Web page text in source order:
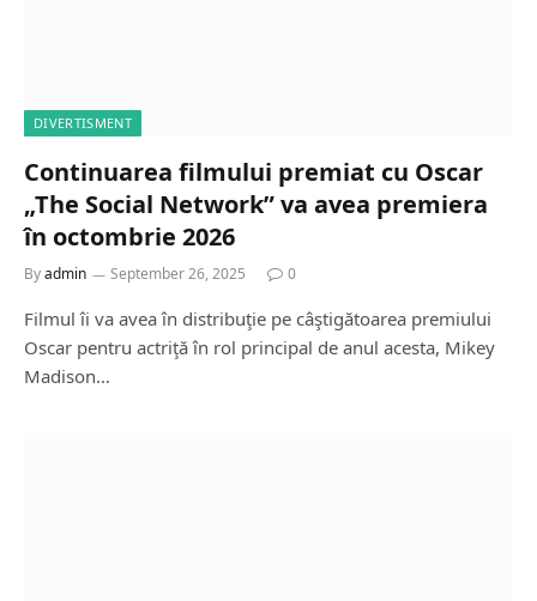
DIVERTISMENT
Continuarea filmului premiat cu Oscar
„The Social Network” va avea premiera
în octombrie 2026
Byadmin September 26, 2025 0
Filmul îi va avea în distribuţie pe câştigătoarea premiului
Oscar pentru actriţă în rol principal de anul acesta, Mikey
Madison…